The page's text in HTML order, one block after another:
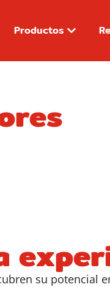
Productos
su potencial